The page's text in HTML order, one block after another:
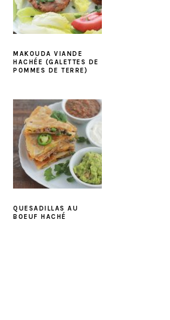
MAKOUDA VIANDE
HACHÉE (GALETTES DE
POMMES DE TERRE)
QUESADILLAS AU
BOEUF HACHÉ